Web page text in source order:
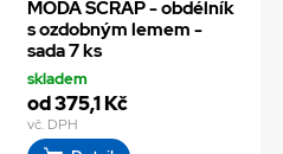
MODA SCRAP - obdélník
s ozdobným lemem -
sada 7 ks
skladem
od 375,1 Kč
vč. DPH